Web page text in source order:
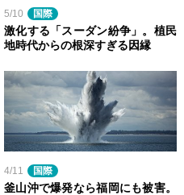
5/10 国際
激化する「スーダン紛争」。植民
地時代からの根深すぎる因縁
4/11 国際
釜山沖で爆発なら福岡にも被害。